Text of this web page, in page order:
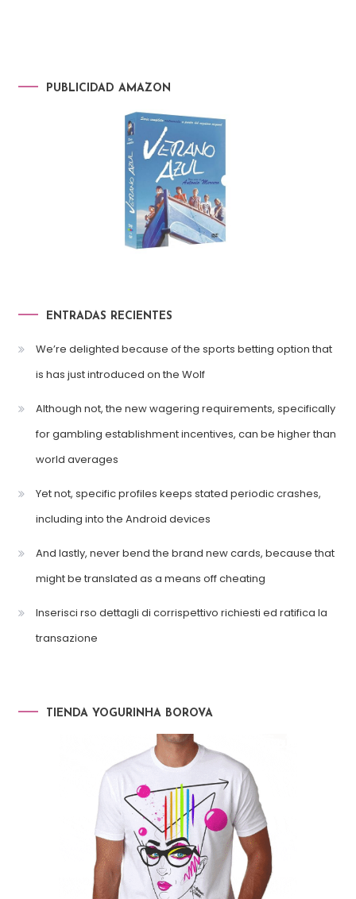
PUBLICIDAD AMAZON
ENTRADAS RECIENTES
We’re delighted because of the sports betting option that
is has just introduced on the Wolf
Although not, the new wagering requirements, specifically
for gambling establishment incentives, can be higher than
world averages
Yet not, specific profiles keeps stated periodic crashes,
including into the Android devices
And lastly, never bend the brand new cards, because that
might be translated as a means off cheating
Inserisci rso dettagli di corrispettivo richiesti ed ratifica la
transazione
TIENDA YOGURINHA BOROVA